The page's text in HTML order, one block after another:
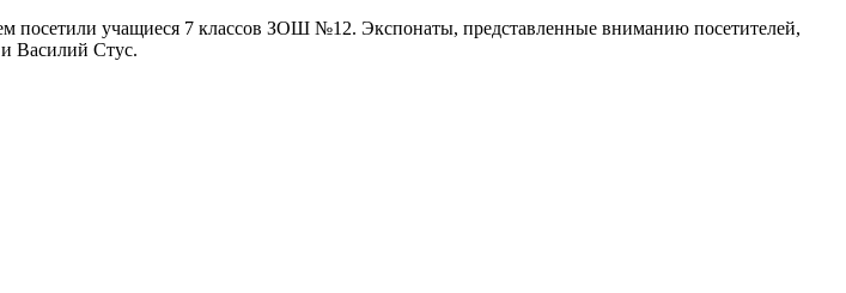
посетили учащиеся 7 классов ЗОШ №12. Экспонаты, представленные вниманию посетителей,
Василий Стус.